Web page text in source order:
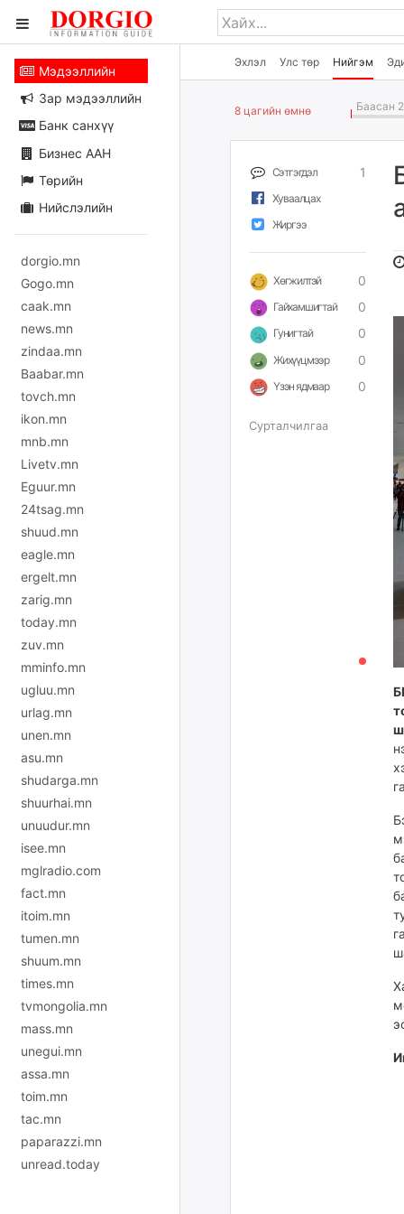
Эхлэл Улс төр Нийгэм
Мэдээллийн
Зар мэдээллийн
Банк санхүү
Бизнес ААН
Төрийн
Нийслэлийн
dorgio.mn
Gogo.mn
caak.mn
news.mn
zindaa.mn
Baabar.mn
tovch.mn
ikon.mn
mnb.mn
Livetv.mn
Eguur.mn
24tsag.mn
shuud.mn
eagle.mn
ergelt.mn
zarig.mn
today.mn
zuv.mn
mminfo.mn
ugluu.mn
urlag.mn
unen.mn
asu.mn
shudarga.mn
shuurhai.mn
unuudur.mn
isee.mn
mglradio.com
fact.mn
itoim.mn
tumen.mn
shuum.mn
times.mn
tvmongolia.mn
mass.mn
unegui.mn
assa.mn
toim.mn
tac.mn
paparazzi.mn
unread.today
8 цагийн өмнө Баасан
Сэтгэгдэл 1
Хуваалцах
Жиргээ
Хөгжилтэй 0
Гайхамшигтай 0
Гунигтай 0
Жихүүцмээр 0
Үзэн ядмаар 0
Сурталчилгаа